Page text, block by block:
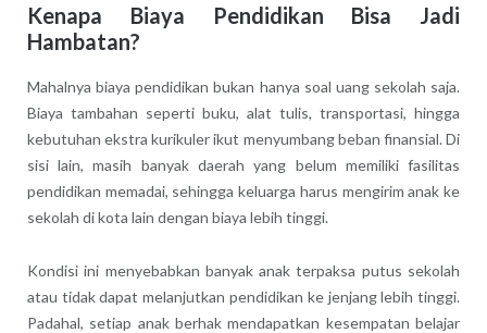
Kenapa Biaya Pendidikan Bisa Jadi
Hambatan?
Mahalnya biaya pendidikan bukan hanya soal uang sekolah saja.
Biaya tambahan seperti buku, alat tulis, transportasi, hingga
kebutuhan ekstra kurikuler ikut menyumbang beban finansial. Di
sisi lain, masih banyak daerah yang belum memiliki fasilitas
pendidikan memadai, sehingga keluarga harus mengirim anak ke
sekolah di kota lain dengan biaya lebih tinggi.
Kondisi ini menyebabkan banyak anak terpaksa putus sekolah
atau tidak dapat melanjutkan pendidikan ke jenjang lebih tinggi.
Padahal, setiap anak berhak mendapatkan kesempatan belajar